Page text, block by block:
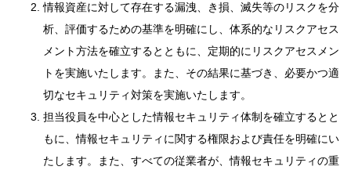
情報資産に対して存在する漏洩、き損、滅失等のリスクを分
析、評価するための基準を明確にし、体系的なリスクアセス
メント方法を確立するとともに、定期的にリスクアセスメン
トを実施いたします。また、その結果に基づき、必要かつ適
切なセキュリティ対策を実施いたします。
担当役員を中心とした情報セキュリティ体制を確立するとと
もに、情報セキュリティに関する権限および責任を明確にい
たします。また、すべての従業者が、情報セキュリティの重